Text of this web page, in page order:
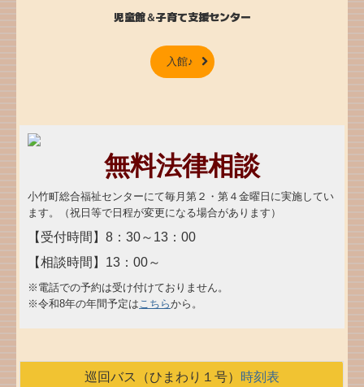
児童館＆子育て支援センター
入館♪
無料法律相談
小竹町総合福祉センターにて毎月第２・第４金曜日に実施してい
ます。（祝日等で日程が変更になる場合があります）
【受付時間】8：30～13：00
【相談時間】13：00～
※電話での予約は受け付けておりません。
※令和8年の年間予定はこちらから。
巡回バス（ひまわり１号） 時刻表